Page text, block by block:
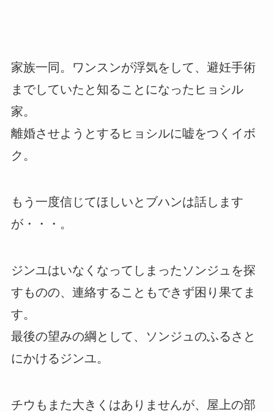
家族一同。ワンスンが浮気をして、避妊手術
までしていたと知ることになったヒョシル
家。
離婚させようとするヒョシルに嘘をつくイボ
ク。
もう一度信じてほしいとブハンは話します
が・・・。
ジンユはいなくなってしまったソンジュを探
すものの、連絡することもできず困り果てま
す。
最後の望みの綱として、ソンジュのふるさと
にかけるジンユ。
チウもまた大きくはありませんが、屋上の部